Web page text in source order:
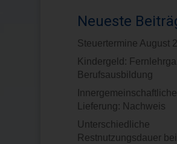
Neueste
Steuertermine August
Kindergeld:
Berufsausbildung
Innergemeinschaftliche
Lieferung: Nachweis
Unterschiedliche
Restnutzungsdauer